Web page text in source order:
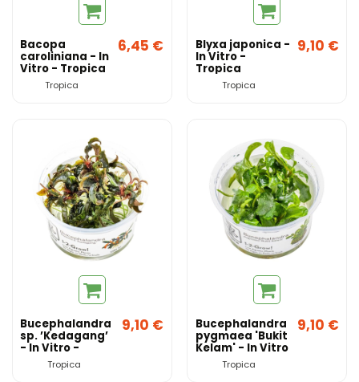
Bacopa
caroliniana - In
Vitro - Tropica
Tropica
6,45 € Blyxa japonica -
In Vitro -
Tropica
Tropica
9,10 €
Bucephalandra
sp. ’Kedagang’
- In Vitro -
Tropica
Tropica
9,10 € Bucephalandra
pygmaea 'Bukit
Kelam' - In Vitro
- Tropica
Tropica
9,10 €